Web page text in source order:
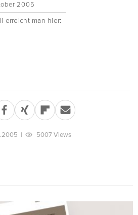
2005
erreicht man hier:
| 5007 Views